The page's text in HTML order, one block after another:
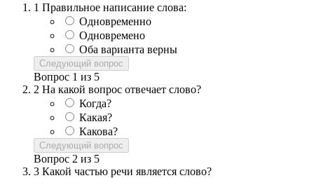
1 Правильное написание слова:
Одновременно
Одновремено
Оба варианта верны
Следующий вопрос
Вопрос 1 из 5
2 На какой вопрос отвечает слово?
Когда?
Какая?
Какова?
Следующий вопрос
Вопрос 2 из 5
3 Какой частью речи является слово?